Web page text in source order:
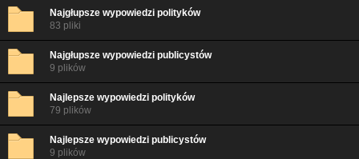
Najgłupsze wypowiedzi polityków
83 pliki
Najgłupsze wypowiedzi publicystów
9 plików
Najlepsze wypowiedzi polityków
79 plików
Najlepsze wypowiedzi publicystów
9 plików